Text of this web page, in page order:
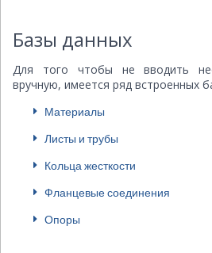
Базы данных
Для того чтобы не вводить
вручную, имеется ряд встроенных
Материалы
Листы и трубы
Кольца жесткости
Фланцевые соединения
Опоры